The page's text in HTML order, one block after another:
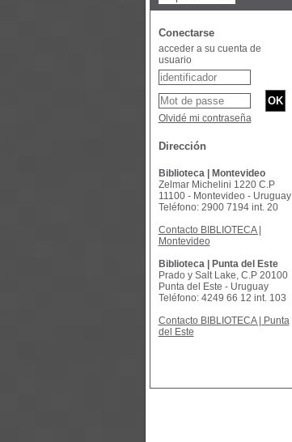
Conectarse
acceder a su cuenta de
usuario
Olvidé mi contraseña
Dirección
Biblioteca | Montevideo
Zelmar Michelini 1220 C.P
11100 - Montevideo - Uruguay
Teléfono: 2900 7194 int. 20
Contacto BIBLIOTECA |
Montevideo
Biblioteca | Punta del Este
Prado y Salt Lake, C.P 20100
Punta del Este - Uruguay
Teléfono: 4249 66 12 int. 103
Contacto BIBLIOTECA | Punta
del Este